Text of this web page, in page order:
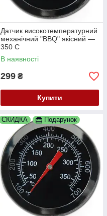
Датчик високотемпературний
механічний "BBQ" якісний —
350 С
В наявності
299 ₴
Купити
СКИДКА Подарунок